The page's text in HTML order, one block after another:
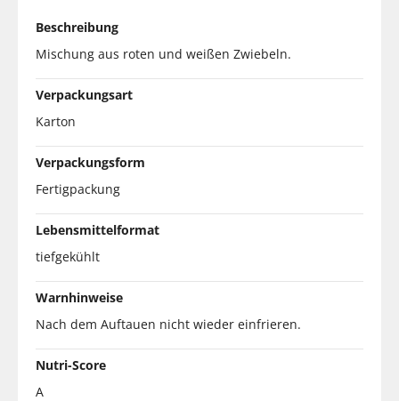
Beschreibung
Mischung aus roten und weißen Zwiebeln.
Verpackungsart
Karton
Verpackungsform
Fertigpackung
Lebensmittelformat
tiefgekühlt
Warnhinweise
Nach dem Auftauen nicht wieder einfrieren.
Nutri-Score
A